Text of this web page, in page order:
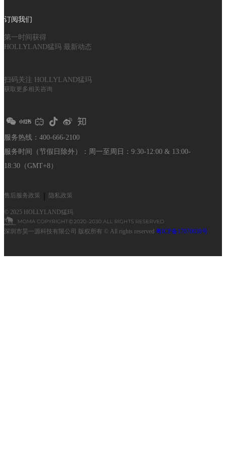
订阅我们
第一时间获得
HOLLYLAND猛玛 最新动态
扫码关注 HOLLYLAND猛玛
获取更多相关咨询
服务热线：400-666-2100
服务时间（节假日除外）： 周一至周日：9:30-12:00 & 13:00-
18:30（GMT+8）
售后服务政策 隐私政策
© 2025 HOLLYLAND猛玛
深圳市昊一源科技有限公司 版权所有 © All rights reserved 粤ICP备17070038号